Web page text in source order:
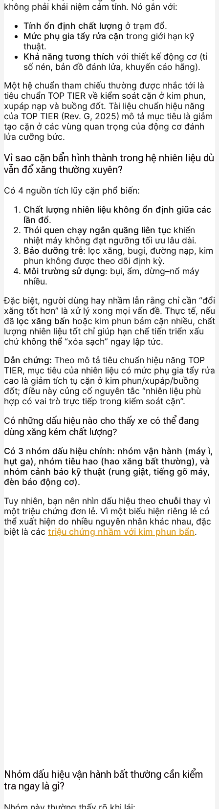
không phải khái niệm cảm tính. Nó gắn với:
Tính ổn định chất lượng ở trạm đổ.
Mức phụ gia tẩy rửa cặn trong giới hạn kỹ
thuật.
Khả năng tương thích với thiết kế động cơ (tỉ
số nén, bản đồ đánh lửa, khuyến cáo hãng).
Một hệ chuẩn tham chiếu thường được nhắc tới là
tiêu chuẩn TOP TIER về kiểm soát cặn ở kim phun,
xupáp nạp và buồng đốt. Tài liệu chuẩn hiệu năng
của TOP TIER (Rev. G, 2025) mô tả mục tiêu là giảm
tạo cặn ở các vùng quan trọng của động cơ đánh
lửa cưỡng bức.
Vì sao cặn bẩn hình thành trong hệ nhiên liệu dù
vẫn đổ xăng thường xuyên?
Có 4 nguồn tích lũy cặn phổ biến:
Chất lượng nhiên liệu không ổn định giữa các
lần đổ.
Thói quen chạy ngắn quãng liên tục khiến
nhiệt máy không đạt ngưỡng tối ưu lâu dài.
Bảo dưỡng trễ: lọc xăng, bugi, đường nạp, kim
phun không được theo dõi định kỳ.
Môi trường sử dụng: bụi, ẩm, dừng–nổ máy
nhiều.
Đặc biệt, người dùng hay nhầm lẫn rằng chỉ cần “đổi
xăng tốt hơn” là xử lý xong mọi vấn đề. Thực tế, nếu
đã lọc xăng bẩn hoặc kim phun bám cặn nhiều, chất
lượng nhiên liệu tốt chỉ giúp hạn chế tiến triển xấu
chứ không thể “xóa sạch” ngay lập tức.
Dẫn chứng: Theo mô tả tiêu chuẩn hiệu năng TOP
TIER, mục tiêu của nhiên liệu có mức phụ gia tẩy rửa
cao là giảm tích tụ cặn ở kim phun/xupáp/buồng
đốt; điều này củng cố nguyên tắc “nhiên liệu phù
hợp có vai trò trực tiếp trong kiểm soát cặn”.
Có những dấu hiệu nào cho thấy xe có thể đang
dùng xăng kém chất lượng?
Có 3 nhóm dấu hiệu chính: nhóm vận hành (máy ì,
hụt ga), nhóm tiêu hao (hao xăng bất thường), và
nhóm cảnh báo kỹ thuật (rung giật, tiếng gõ máy,
đèn báo động cơ).
Tuy nhiên, bạn nên nhìn dấu hiệu theo chuỗi thay vì
một triệu chứng đơn lẻ. Vì một biểu hiện riêng lẻ có
thể xuất hiện do nhiều nguyên nhân khác nhau, đặc
biệt là các triệu chứng nhầm với kim phun bẩn.
Nhóm dấu hiệu vận hành bất thường cần kiểm
tra ngay là gì?